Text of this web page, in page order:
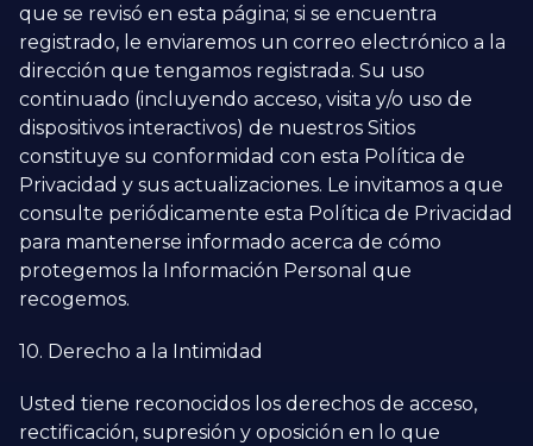
que se revisó en esta página; si se encuentra
registrado, le enviaremos un correo electrónico a la
dirección que tengamos registrada. Su uso
continuado (incluyendo acceso, visita y/o uso de
dispositivos interactivos) de nuestros Sitios
constituye su conformidad con esta Política de
Privacidad y sus actualizaciones. Le invitamos a que
consulte periódicamente esta Política de Privacidad
para mantenerse informado acerca de cómo
protegemos la Información Personal que
recogemos.
10. Derecho a la Intimidad
Usted tiene reconocidos los derechos de acceso,
rectificación, supresión y oposición en lo que